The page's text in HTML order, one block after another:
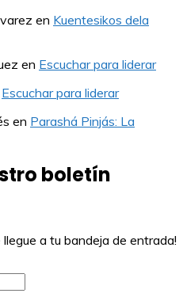
en Kuentesikos dela
en Escuchar para liderar
Escuchar para liderar
en Parashá Pinjás: La
boletín
a tu bandeja de entrada!